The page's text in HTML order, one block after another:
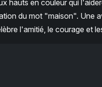
hauts en couleur qui
du mot "maison". Une
l'amitié, le courage et